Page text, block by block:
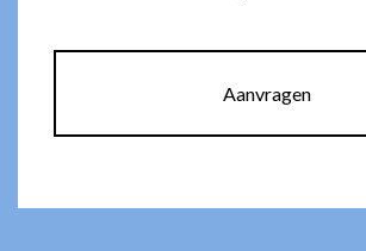
Aanvragen